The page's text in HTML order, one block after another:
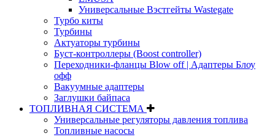
Универсальные Вэстгейты Wastegate
Турбо киты
Турбины
Актуаторы турбины
Буст-контроллеры (Boost controller)
Переходники-фланцы Blow off | Адаптеры Блоу
офф
Вакуумные адаптеры
Заглушки байпаса
ТОПЛИВНАЯ СИСТЕМА
Универсальные регуляторы давления топлива
Топливные насосы